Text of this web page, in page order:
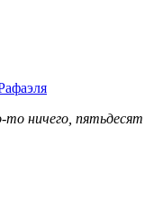
то ничего,